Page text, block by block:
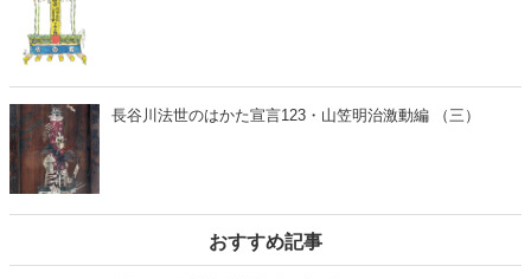
長谷川法世のはかた宣言123・山笠明治激動編 （三）
おすすめ記事